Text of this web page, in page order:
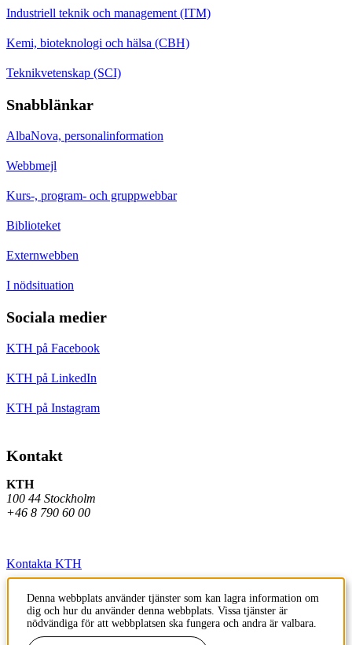
Industriell teknik och management (ITM)
Kemi, bioteknologi och hälsa (CBH)
Teknikvetenskap (SCI)
Snabblänkar
AlbaNova, personalinformation
Webbmejl
Kurs-, program- och gruppwebbar
Biblioteket
Externwebben
I nödsituation
Sociala medier
KTH på Facebook
KTH på LinkedIn
KTH på Instagram
Kontakt
KTH
100 44 Stockholm
+46 8 790 60 00
Kontakta KTH
Jobba på KTH
Press och media
Denna webbplats använder tjänster som kan lagra information om
dig och hur du använder denna webbplats. Vissa tjänster är
nödvändiga för att webbplatsen ska fungera och andra är valbara.